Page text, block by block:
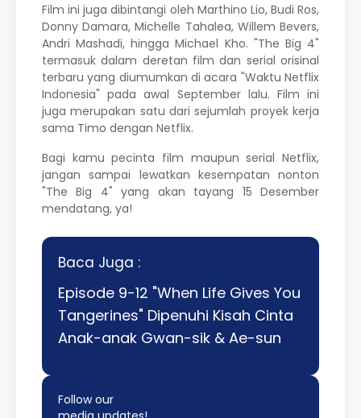
Film ini juga dibintangi oleh Marthino Lio, Budi Ros,
Donny Damara, Michelle Tahalea, Willem Bevers,
Andri Mashadi, hingga Michael Kho. "The Big 4"
termasuk dalam deretan film dan serial orisinal
terbaru yang diumumkan di acara "Waktu Netflix
Indonesia" pada awal September lalu. Film ini
juga merupakan satu dari sejumlah proyek kerja
sama Timo dengan Netflix.
Bagi kamu pecinta film maupun serial Netflix,
jangan sampai lewatkan kesempatan nonton
"The Big 4" yang akan tayang 15 Desember
mendatang, ya!
Baca Juga :
Episode 9-12 "When Life Gives You
Tangerines" Dipenuhi Kisah Cinta
Anak-anak Gwan-sik & Ae-sun
Follow our